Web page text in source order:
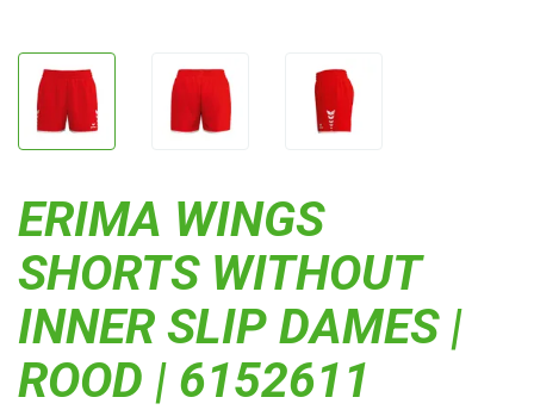
ERIMA WINGS
SHORTS WITHOUT
INNER SLIP DAMES |
ROOD | 6152611